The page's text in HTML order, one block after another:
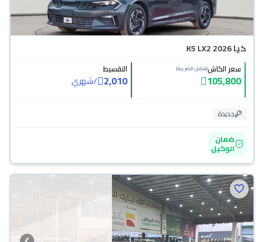
كيا K5 LX2 2026
سعر الكاش(شامل الضريبة)
105,800
التقسيط
2,010
/شهري
جديدة
ضمان
الوكيل